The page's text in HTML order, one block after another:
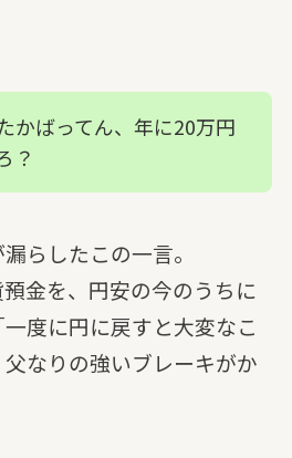
かばってん、年に20万円
？
らしたこの一言。
金を、円安の今のうちに
度に円に戻すと大変なこ
なりの強いブレーキがか